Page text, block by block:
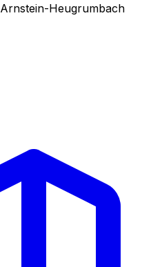
Arnstein-Heugrumbach